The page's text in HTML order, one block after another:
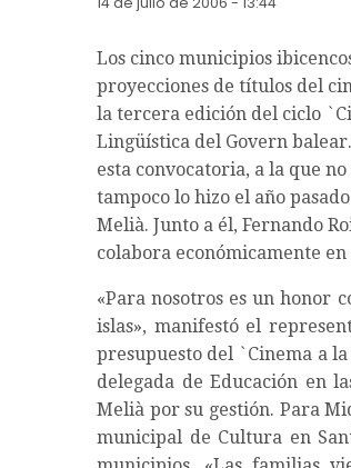
Los cinco municipios
proyecciones de títulos del
la tercera edición del ciclo
Lingüística del Govern
esta convocatoria, a la que
tampoco lo hizo el año
Melià. Junto a él, Fernando
colabora económicamente
«Para nosotros es un honor
islas», manifestó el
presupuesto del `Cinema a
delegada de Educación en
Melià por su gestión. Para
municipal de Cultura en